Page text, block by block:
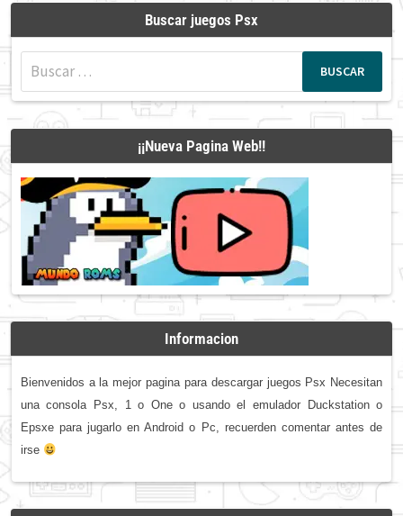
Buscar juegos Psx
Buscar:
¡¡Nueva Pagina Web!!
Informacion
Bienvenidos a la mejor pagina para descargar juegos Psx Necesitan
una consola Psx, 1 o One o usando el emulador Duckstation o
Epsxe para jugarlo en Android o Pc, recuerden comentar antes de
irse